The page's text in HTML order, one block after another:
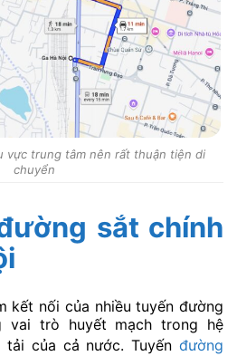
vực trung tâm nên rất thuận tiện di
chuyển
sắt chính
kết nối của nhiều tuyến đường
vai trò huyết mạch trong hệ
của cả nước. Tuyến đường